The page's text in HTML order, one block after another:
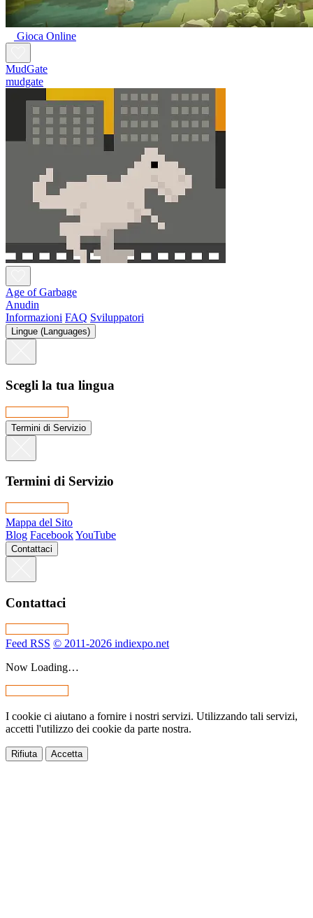
Gioca Online
MudGate
mudgate
Age of Garbage
Anudin
Informazioni FAQ Sviluppatori
Lingue (Languages)
Scegli la tua lingua
Termini di Servizio
Termini di Servizio
Mappa del Sito
Blog FacebookYouTube
Contattaci
Contattaci
Feed RSS © 2011-2026 indiexpo.net
Now Loading…
I cookie ci aiutano a fornire i nostri servizi. Utilizzando tali servizi,
accetti l'utilizzo dei cookie da parte nostra.
Rifiuta Accetta